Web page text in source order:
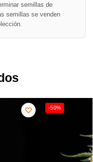
semillas de
semillas se venden
-50%